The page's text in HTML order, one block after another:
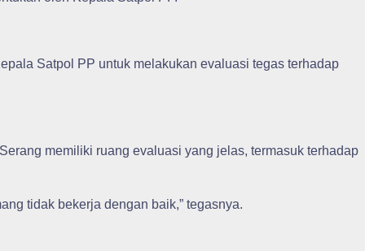
Satpol PP untuk melakukan evaluasi tegas terhadap
memiliki ruang evaluasi yang jelas, termasuk terhadap
tidak bekerja dengan baik,” tegasnya.